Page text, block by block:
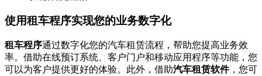
使用租车程序实现您的业务数字化
租车程序通过数字化您的汽车租赁流程，帮助您提高业务效
率。借助在线预订系统、客户门户和移动应用程序等功能，您
可以为客户提供更好的体验。此外，借助汽车租赁软件，您可